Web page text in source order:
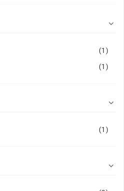

(1)
(1)

(1)
